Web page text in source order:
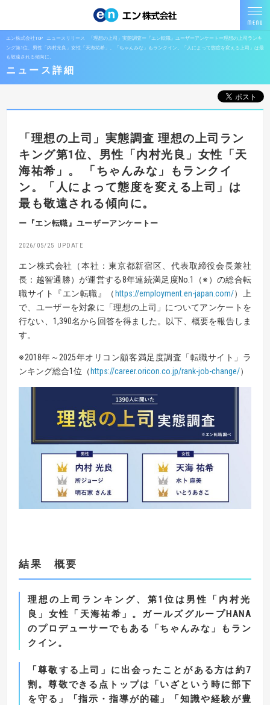
エン株式会社TOP ニュースリリース
「理想の上司」実態調査ー『エン転職』ユーザーアンケートー理想の上司ランキ
ング第1位、男性「内村光良」女性「天海祐希」。「ちゃんみな」もランクイン。「人によって態度を変える上司」は最
も敬遠される傾向に。
ニュース詳細
「理想の上司」実態調査理想の上司ラン
キング第1位、男性「内村光良」女性「天
海祐希」。
「ちゃんみな」もランクイ
ン。「人によって態度を変える上司」は
最も敬遠される傾向に。
ー『エン転職』ユーザーアンケートー
2026/05/25
エン株式会社（本社：東京都新宿区、代表取締役会長兼社
長：越智通勝）が運営する8年連続満足度No.1（※）の総合転
職サイト『エン転職』（ https://employment.en-japan.com/）上
で、ユーザーを対象に「理想の上司」についてアンケートを
行ない、1,390名から回答を得ました。以下、概要を報告しま
す。
※2018年～2025年オリコン顧客満足度調査「転職サイト」ラ
ンキング総合1位（ https://career.oricon.co.jp/rank-job-change/）
結果 概要
理想の上司ランキング、第1 位は男性「内村光
良」女性「天海祐希」。 ガールズグループHANA
のプロデューサーでもある「ちゃんみな」もラン
クイン。
「尊敬する上司」に出会ったことがある方は約7
割。 尊敬できる点トップは「いざという時に部下
を守る」「指示・指導が的確」「知識や経験が豊